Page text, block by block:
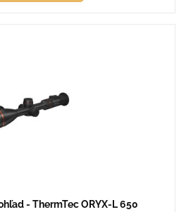
- ThermTec ORYX-L 650